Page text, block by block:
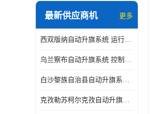
最新供应商机 更多
西双版纳自动升旗系统 运行平稳 功能强大
乌兰察布自动升旗系统 控制灵活 设计简单 灵活 提高工作效率
白沙黎族自治县自动升旗系统 操作简单 提高工作效率 安装简单
克孜勒苏柯尔克孜自动升旗系统 运行平稳 安装简单